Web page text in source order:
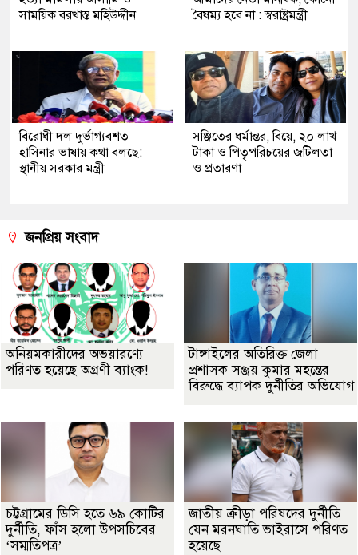
সাময়িক বরখাস্ত মহিউদ্দীন
বৈষম্য হবে না : স্বরাষ্ট্রমন্ত্রী
বিরোধী দল দুর্ভাগ্যবশত
হাসিনার ভাষায় কথা বলছে:
স্থানীয় সরকার মন্ত্রী
সঞ্জিতের ধর্মান্তর, বিয়ে, ২০ লাখ
টাকা ও পিতৃপরিচয়ের জটিলতা
ও প্রতারণা
জনপ্রিয় সংবাদ
অনিয়মকারীদের অভয়ারণ্যে
পরিণত হয়েছে অগ্রণী ব্যাংক!
টাঙ্গাইলের অতিরিক্ত জেলা
প্রশাসক সঞ্জয় কুমার মহন্তের
বিরুদ্ধে ব্যাপক দুর্নীতির অভিযোগ
চট্টগ্রামের ডিসি হতে ৬৯ কোটির
দুর্নীতি, ফাঁস হলো উপসচিবের
‘সম্মতিপত্র’
জাতীয় ক্রীড়া পরিষদের দুর্নীতি
যেন মরনঘাতি ভাইরাসে পরিণত
হয়েছে